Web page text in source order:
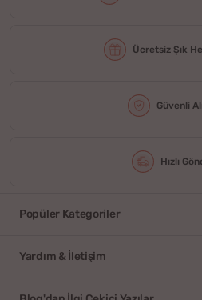
Ücretsiz Şık
Güvenli
Hızlı
Popüler Kategoriler
Yardım & İletişim